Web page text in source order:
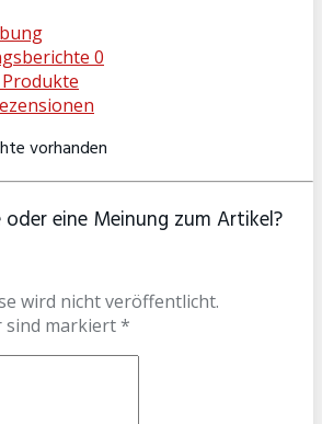
0
vorhanden
oder eine Meinung zum Artikel?
wird nicht veröffentlicht.
sind markiert *